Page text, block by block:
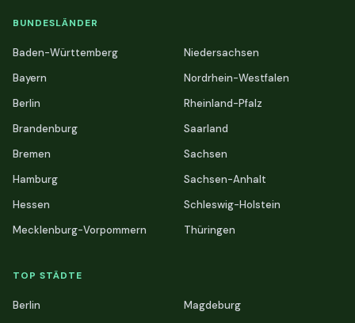
BUNDESLÄNDER
Baden-Württemberg
Bayern
Berlin
Brandenburg
Bremen
Hamburg
Hessen
Mecklenburg-Vorpommern
Niedersachsen
Nordrhein-Westfalen
Rheinland-Pfalz
Saarland
Sachsen
Sachsen-Anhalt
Schleswig-Holstein
Thüringen
TOP STÄDTE
Berlin
Magdeburg